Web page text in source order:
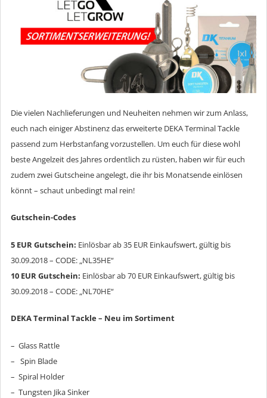
Die vielen Nachlieferungen und Neuheiten nehmen wir zum Anlass,
euch nach einiger Abstinenz das erweiterte DEKA Terminal Tackle
passend zum Herbstanfang vorzustellen. Um euch für diese wohl
beste Angelzeit des Jahres ordentlich zu rüsten, haben wir für euch
zudem zwei Gutscheine angelegt, die ihr bis Monatsende einlösen
könnt – schaut unbedingt mal rein!
Gutschein-Codes
5 EUR Gutschein: Einlösbar ab 35 EUR Einkaufswert, gültig bis
30.09.2018 – CODE: „NL35HE“
10 EUR Gutschein: Einlösbar ab 70 EUR Einkaufswert, gültig bis
30.09.2018 – CODE: „NL70HE“
DEKA Terminal Tackle – Neu im Sortiment
– Glass Rattle
– Spin Blade
– Spiral Holder
– Tungsten Jika Sinker